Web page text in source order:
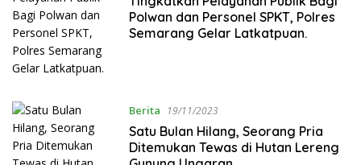
Polwan dan Personel SPKT, Polres
Semarang Gelar Latkatpuan.
Berita 19/11/2023
Satu Bulan Hilang, Seorang Pria
Ditemukan Tewas di Hutan Lereng